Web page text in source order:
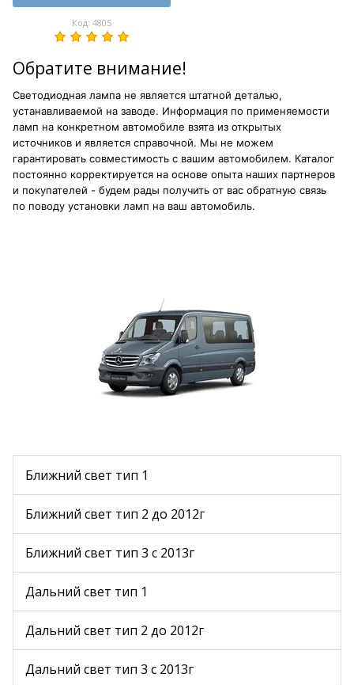
Код: 4805
Обратите внимание!
Светодиодная лампа не является штатной деталью,
устанавливаемой на заводе. Информация по применяемости
ламп на конкретном автомобиле взята из открытых
источников и является справочной. Мы не можем
гарантировать совместимость с вашим автомобилем. Каталог
постоянно корректируется на основе опыта наших партнеров
и покупателей - будем рады получить от вас обратную связь
по поводу установки ламп на ваш автомобиль.
Ближний свет тип 1
Ближний свет тип 2 до 2012г
Ближний свет тип 3 c 2013г
Дальний свет тип 1
Дальний свет тип 2 до 2012г
Дальний свет тип 3 с 2013г